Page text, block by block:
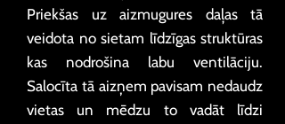
Priekšas uz aizmugures daļas tā
veidota no sietam līdzīgas struktūras
kas nodrošina labu ventilāciju.
Salocīta tā aizņem pavisam nedaudz
vietas un mēdzu to vadāt līdzi